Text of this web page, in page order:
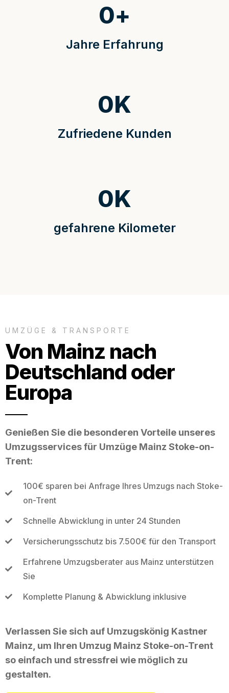
Jahre Erfahrung
0+
Zufriedene Kunden
0K
gefahrene Kilometer
0K
UMZÜGE & TRANSPORTE
Von Mainz nach
Deutschland oder
Europa
Genießen Sie die besonderen Vorteile unseres
Umzugsservices für Umzüge Mainz Stoke-on-
Trent:
100€ sparen bei Anfrage Ihres Umzugs nach Stoke-
on-Trent
Schnelle Abwicklung in unter 24 Stunden
Versicherungsschutz bis 7.500€ für den Transport
Erfahrene Umzugsberater aus Mainz unterstützen
Sie
Komplette Planung & Abwicklung inklusive
Verlassen Sie sich auf Umzugskönig Kastner
Mainz, um Ihren Umzug Mainz Stoke-on-Trent
so einfach und stressfrei wie möglich zu
gestalten.